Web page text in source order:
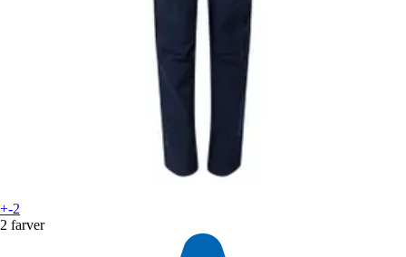
+-2
2 farver